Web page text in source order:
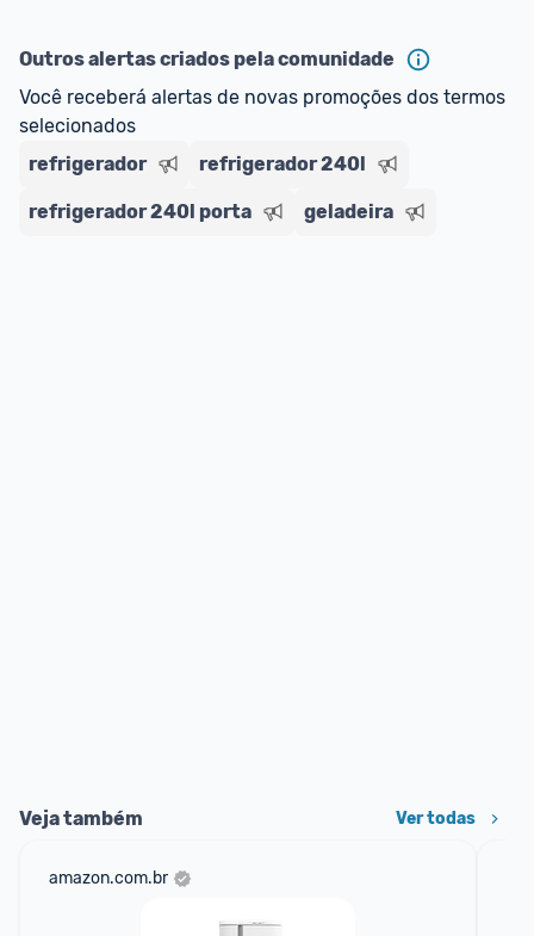
Outros alertas criados pela comunidade
Você receberá alertas de novas promoções dos termos
selecionados
refrigerador
refrigerador 240l
refrigerador 240l porta geladeira
Veja também Ver todas
amazon.com.br